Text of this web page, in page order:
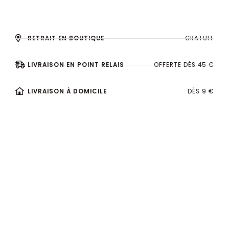
RETRAIT EN BOUTIQUE GRATUIT
LIVRAISON EN POINT RELAIS OFFERTE DÈS 45 €
LIVRAISON À DOMICILE DÈS 9 €